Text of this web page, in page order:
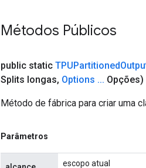
Métodos Públicos
public static TPUPartitioned
Splits longas, Options ... Opções)
Método de fábrica para criar uma
Parâmetros
escopo atual